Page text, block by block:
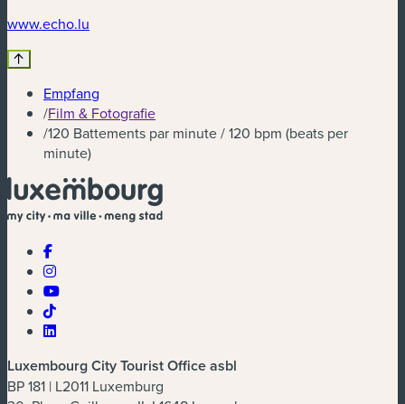
www.echo.lu
Empfang
/Film & Fotografie
/120 Battements par minute / 120 bpm (beats per
minute)
Luxembourg City Tourist Office asbl
BP 181 | L2011 Luxemburg